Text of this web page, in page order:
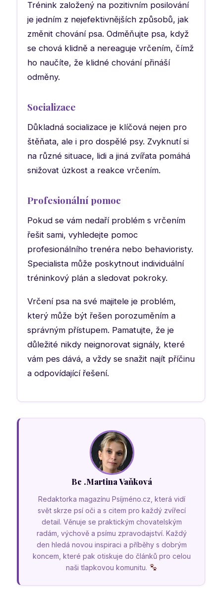
Trénink založený na pozitivním posilování
je jedním z nejefektivnějších způsobů, jak
změnit chování psa. Odměňujte psa, když
se chová klidně a nereaguje vrčením, čímž
ho naučíte, že klidné chování přináší
odměny.
Socializace
Důkladná socializace je klíčová nejen pro
štěňata, ale i pro dospělé psy. Zvyknutí si
na různé situace, lidi a jiná zvířata pomáhá
snižovat úzkost a reakce vrčením.
Profesionální pomoc
Pokud se vám nedaří problém s vrčením
řešit sami, vyhledejte pomoc
profesionálního trenéra nebo behavioristy.
Specialista může poskytnout individuální
tréninkový plán a sledovat pokroky.
Vrčení psa na své majitele je problém,
který může být řešen porozuměním a
správným přístupem. Pamatujte, že je
důležité nikdy neignorovat signály, které
vám pes dává, a vždy se snažit najít příčinu
a odpovídající řešení.
Bc .Martina Vaňková
Redaktorka magazínu Psíjméno.cz, která vidí
svět skrze psí oči a s citem pro každý zvířecí
detail. Věnuje se praktickým chovatelským
radám, výchově a psímu zpravodajství. Každý
den hledá novou inspiraci a příběhy s dobrým
koncem, které pak otiskuje do článků pro celou
naši tlapkovou komunitu.